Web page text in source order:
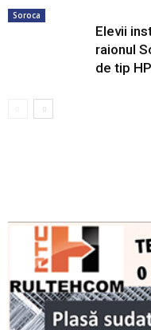
Soroca
Elevii
raionul
de tip HP